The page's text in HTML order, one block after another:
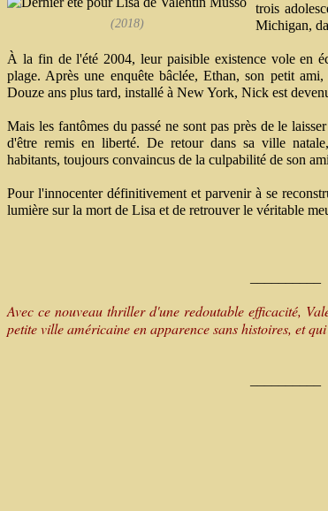
(2018)
trois
Michigan,
À la fin de l'été 2004, leur paisible existence vole en
plage. Après une enquête bâclée, Ethan, son petit
Douze ans plus tard, installé à New York, Nick est
Mais les fantômes du passé ne sont pas près de le
d'être remis en liberté. De retour dans sa ville
habitants, toujours convaincus de la culpabilité de son
Pour l'innocenter définitivement et parvenir à se
lumière sur la mort de Lisa et de retrouver le véritable
Avec ce nouveau thriller d'une redoutable efficacité,
petite ville américaine en apparence sans histoires, et qui